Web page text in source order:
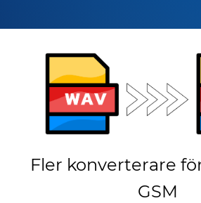
Fler konverterare
GSM